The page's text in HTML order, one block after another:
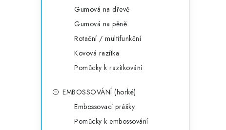
Gumová na dřevě
Gumová na pěně
Rotační / multifunkční
Kovová razítka
Pomůcky k razítkování
EMBOSSOVÁNÍ (horké)
Embossovací prášky
Pomůcky k embossování